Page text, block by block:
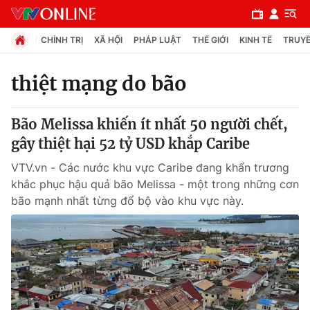
Chuyên mục
Chính trị
Xã hội
Pháp luật
Y tế
Thế giới
CHÍNH TRỊ XÃ HỘI PHÁP LUẬT THẾ GIỚI KINH TẾ
thiệt mạng do bão
Bão Melissa khiến ít nhất 50 người chết,
gây thiệt hại 52 tỷ USD khắp Caribe
VTV.vn - Các nước khu vực Caribe đang khẩn trương
khắc phục hậu quả bão Melissa - một trong những cơn
bão mạnh nhất từng đổ bộ vào khu vực này.